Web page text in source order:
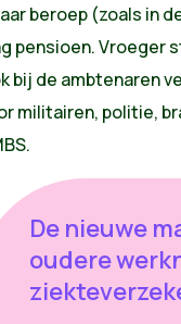
beroep (zoals in
pensioen. Vroeger
bij de ambtenaren
militairen, politie,
De nieuwe
oudere